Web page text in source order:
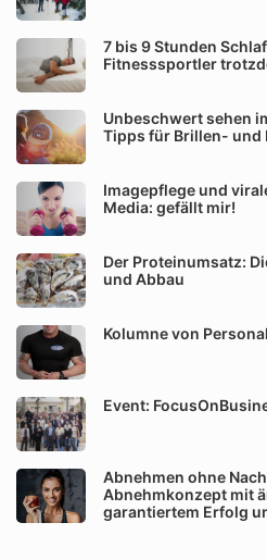
7 bis 9 Stunden
Fitnesssportler
Unbeschwert sehen
Tipps für Brillen-
Imagepflege und
Media: gefällt mir!
Der Proteinumsatz:
und Abbau
Kolumne von
Event:
Abnehmen ohne
Abnehmkonzept mit
garantiertem Erfolg